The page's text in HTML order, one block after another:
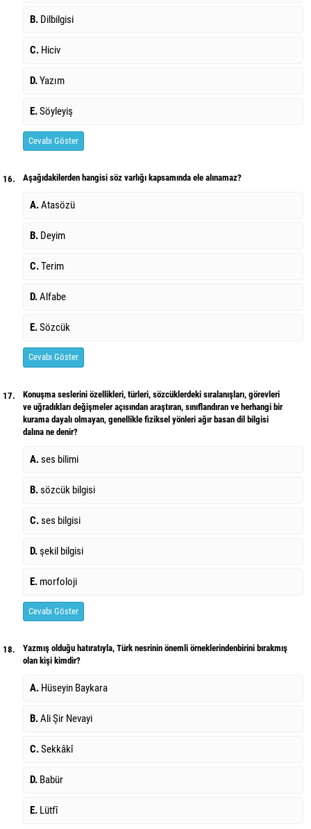
B. Dilbilgisi
C. Hiciv
D.Yazım
E.Söyleyiş
Cevabı Göster
16. Aşağıdakilerden hangisi söz varlığı kapsamında ele alınamaz?
A.Atasözü
B. Deyim
C.Terim
D.Alfabe
E.Sözcük
Cevabı Göster
17.
Konuşma seslerini özellikleri, türleri, sözcüklerdeki sıralanışları, görevleri
ve uğradıkları değişmeler açısından araştıran, sınıflandıran ve herhangi bir
kurama dayalı olmayan, genellikle fiziksel yönleri ağır basan dil bilgisi
dalına ne denir?
A.ses bilimi
B.sözcük bilgisi
C.ses bilgisi
D.şekil bilgisi
E. morfoloji
Cevabı Göster
18.
Yazmış olduğu hatıratıyla, Türk nesrinin önemli örneklerindenbirini bırakmış
olan kişi kimdir?
A. Hüseyin Baykara
B.Ali Şir Nevayi
C.Sekkâkî
D. Babür
E. Lütfî